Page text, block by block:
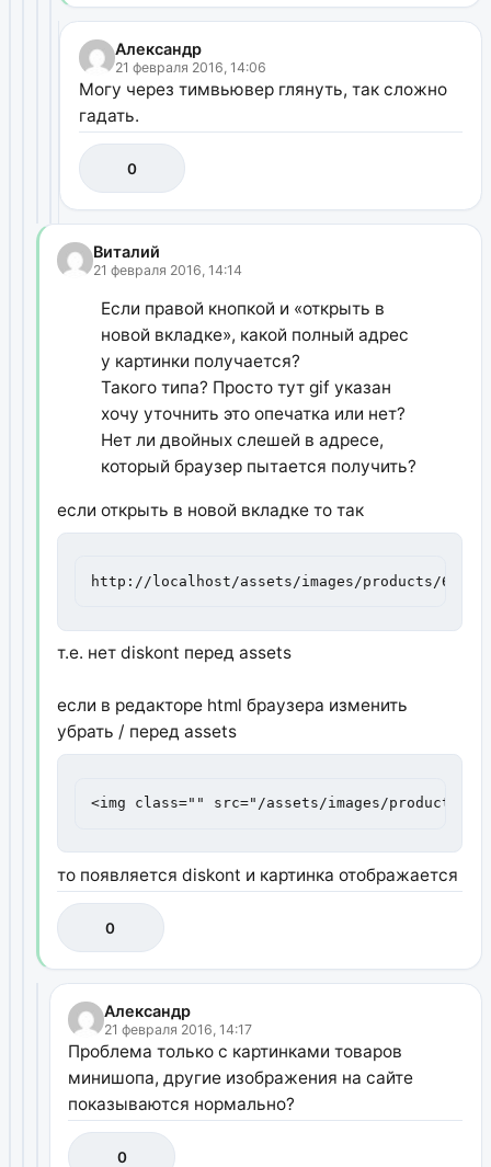
Александр
21 февраля 2016, 14:06
Могу через тимвьювер глянуть, так сложно
гадать.
0
Виталий
21 февраля 2016, 14:14
Если правой кнопкой и «открыть в
новой вкладке», какой полный адрес
у картинки получается?
Такого типа? Просто тут gif указан
хочу уточнить это опечатка или нет?
Нет ли двойных слешей в адресе,
который браузер пытается получить?
если открыть в новой вкладке то так
http://localhost/assets/images/products/64/
т.е. нет diskont перед assets
если в редакторе html браузера изменить
убрать / перед assets
<img class="" src="/assets/images/products/
то появляется diskont и картинка отображается
0
Александр
21 февраля 2016, 14:17
Проблема только с картинками товаров
минишопа, другие изображения на сайте
показываются нормально?
0